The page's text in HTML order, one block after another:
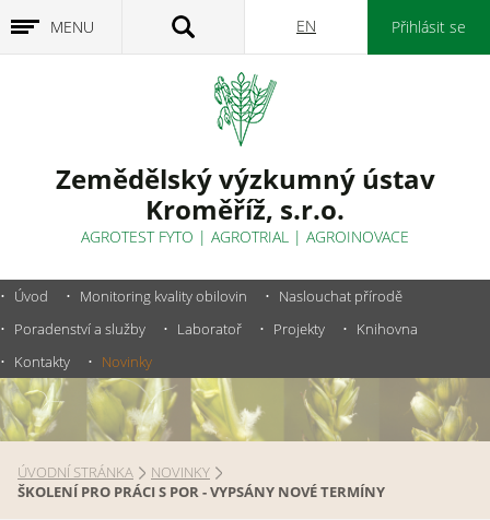
MENU
Zemědělský výzkumný ústav
Kroměříž, s.r.o.
AGROTEST FYTO | AGROTRIAL | AGROINOVACE
EN Přihlásit se
Úvod Monitoring kvality obilovin
Naslouchat přírodě
Poradenství a služby
Laboratoř Projekty
Knihovna
Kontakty
Novinky
ÚVODNÍ STRÁNKA
NOVINKY
ŠKOLENÍ PRO PRÁCI S POR - VYPSÁNY NOVÉ TERMÍNY